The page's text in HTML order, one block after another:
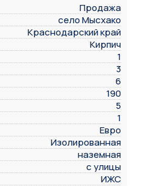
Продажа
село Мысхако
Краснодарский край
Кирпич
1
3
6
190
5
1
Евро
Изолированная
наземная
с улицы
ИЖС